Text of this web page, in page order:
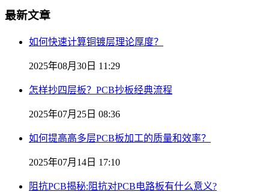
最新文章
如何快速计算铜镀层理论厚度？
2025年08月30日 11:29
怎样抄四层板？PCB抄板经典流程
2025年07月25日 08:36
如何提高高多层PCB板加工的质量和效率？
2025年07月14日 17:10
阻抗PCB揭秘:阻抗对PCB电路板有什么意义?